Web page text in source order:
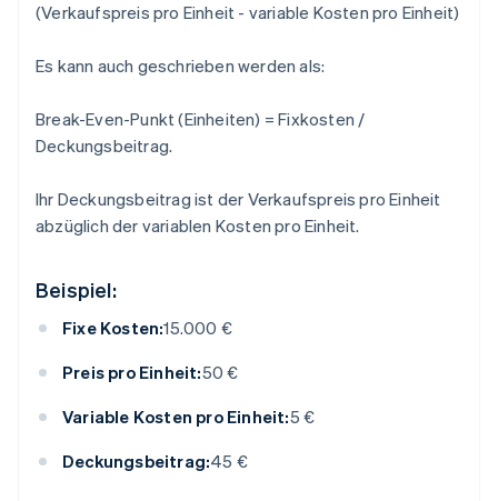
(Verkaufspreis pro Einheit - variable Kosten pro Einheit)
Es kann auch geschrieben werden als:
Break-Even-Punkt (Einheiten) = Fixkosten /
Deckungsbeitrag.
Ihr Deckungsbeitrag ist der Verkaufspreis pro Einheit
abzüglich der variablen Kosten pro Einheit.
Beispiel:
Fixe Kosten:15.000 €
Preis pro Einheit:50 €
Variable Kosten pro Einheit:5 €
Deckungsbeitrag:45 €